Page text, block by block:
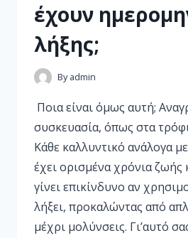
έχουν
λήξης;
By admin
Ποια είναι όμως αυτή;
συσκευασία, όπως στα
Κάθε καλλυντικό ανάλογα
έχει ορισμένα χρόνια ζωής
γίνει επικίνδυνο αν
λήξει, προκαλώντας από
μέχρι μολύνσεις. Γι’αυτό